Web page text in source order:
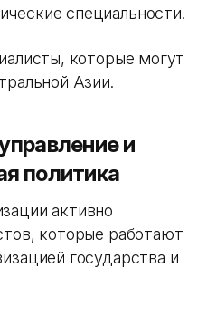
специальности.
которые могут
Азии.
и
политика
активно
которые работают
государства и